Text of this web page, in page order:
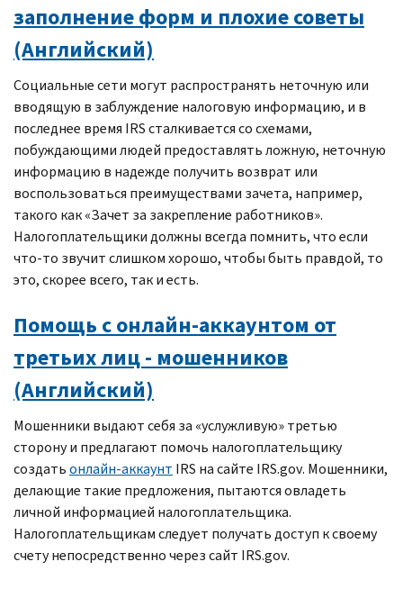
заполнение форм и плохие советы
(Английский)
Социальные сети могут распространять неточную или
вводящую в заблуждение налоговую информацию, и в
последнее время IRSсталкивается со схемами,
побуждающими людей предоставлять ложную, неточную
информацию в надежде получить возврат или
воспользоваться преимуществами зачета, например,
такого как «Зачет за закрепление работников».
Налогоплательщики должны всегда помнить, что если
что-то звучит слишком хорошо, чтобы быть правдой, то
это, скорее всего, так и есть.
Помощь с онлайн-аккаунтом от
третьих лиц - мошенников
(Английский)
Мошенники выдают себя за «услужливую» третью
сторону и предлагают помочь налогоплательщику
создатьонлайн-аккаунт IRS на сайте IRS.gov. Мошенники,
делающие такие предложения, пытаются овладеть
личной информацией налогоплательщика.
Налогоплательщикам следует получать доступ к своему
счету непосредственно через сайт IRS.gov.